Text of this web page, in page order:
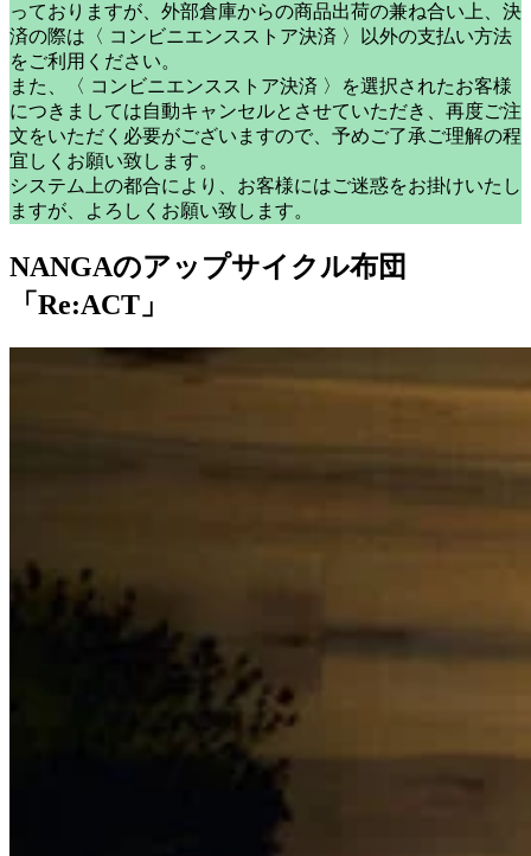
っておりますが、外部倉庫からの商品出荷の兼ね合い上、 決
済の際は〈 コンビニエンスストア決済 〉以外の支払い方法
をご利用ください。
また、〈 コンビニエンスストア決済 〉を選択されたお客様
につきましては自動キャンセルとさせていただき、再度ご注
文をいただく必要がございますので、予めご了承ご理解の程
宜しくお願い致します。
システム上の都合により、お客様にはご迷惑をお掛けいたし
ますが、よろしくお願い致します。
NANGAのアップサイクル布団
「Re:ACT」